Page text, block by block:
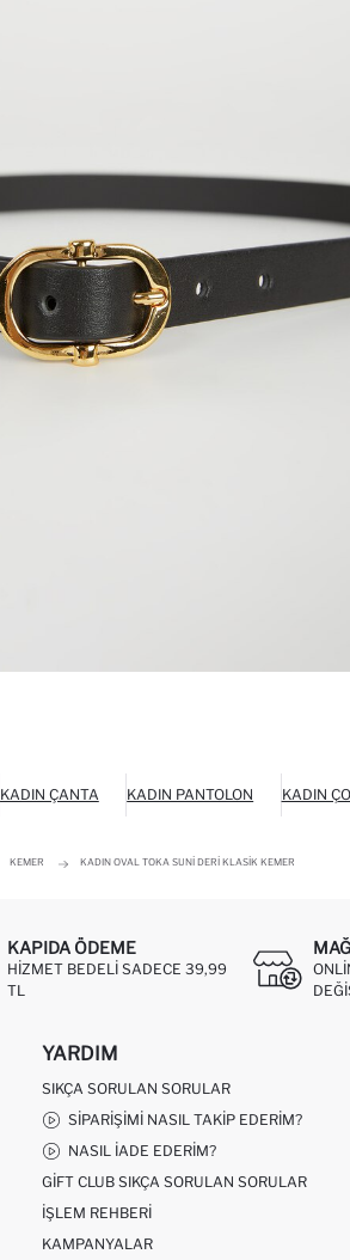
KADIN ÇANTA KADIN PANTOLON KADIN
KEMER KADIN OVAL TOKA SUNI DERI KLASIK KEMER
KAPIDA ÖDEME
HIZMET BEDELI SADECE 39,99
TL
YARDIM
SIKÇA SORULAN SORULAR
SIPARIŞIMI NASIL TAKIP EDERIM?
NASIL İADE EDERIM?
GIFT CLUB SIKÇA SORULAN SORULAR
İŞLEM REHBERI
KAMPANYALAR